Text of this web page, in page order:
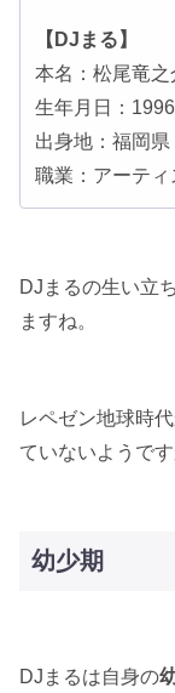
【DJまる】
本名：松尾竜之
生年月日：
出身地：福岡県
職業：アーティ
DJまるの生い立
ますね。
レペゼン地球時
ていないようで
幼少期
DJまるは自身の